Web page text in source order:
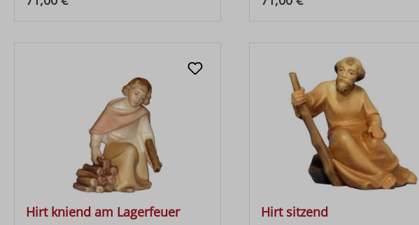
Hirt kniend am Lagerfeuer Hirt sitzend